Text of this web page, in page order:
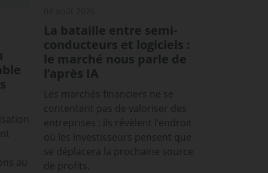
au
La bataille entre semi-
conducteurs et logiciels :
le marché nous parle de
l’après IA
Les marchés financiers ne se
contentent pas de valoriser des
entreprises : ils révèlent l’endroit
où les investisseurs pensent que
se déplacera la prochaine source
de profits.